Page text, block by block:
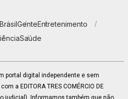
BrasilGenteEntretenimento
Saúde
portal digital independente e sem
a EDITORA TRES COMÉRCIO DE
judicial). Informamos também que não